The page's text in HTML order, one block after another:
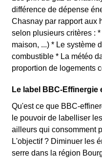
différence de dépense
Chasnay par rapport aux
selon plusieurs critères :
maison, ...) * Le système
combustible * La météo
proportion de logements
Le label BBC-Effinergie
Qu'est ce que BBC-
le pouvoir de labelliser
ailleurs qui consomment
L'objectif ? Diminuer les
serre dans la région